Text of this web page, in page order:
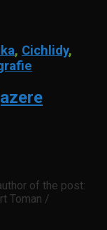
, Cichlidy,
of the post:
Toman /